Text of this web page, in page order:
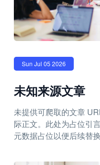
Sun Jul 05 2026
未知来源文章
未提供可爬取的文章
际正文。此处为占位引
元数据占位以便后续替换